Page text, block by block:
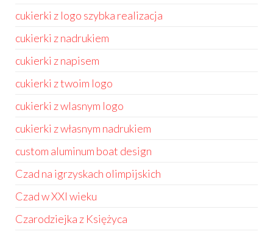
cukierki z logo szybka realizacja
cukierki z nadrukiem
cukierki z napisem
cukierki z twoim logo
cukierki z wlasnym logo
cukierki z własnym nadrukiem
custom aluminum boat design
Czad na igrzyskach olimpijskich
Czad w XXI wieku
Czarodziejka z Księżyca